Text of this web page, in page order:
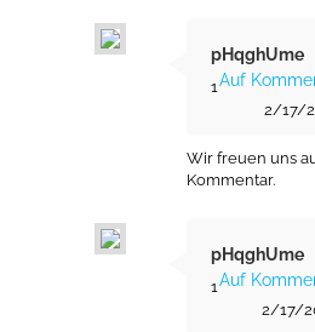
pHqghUme
Auf
1
2/17/
Wir freuen uns
Kommentar.
pHqghUme
Auf
1
2/17/